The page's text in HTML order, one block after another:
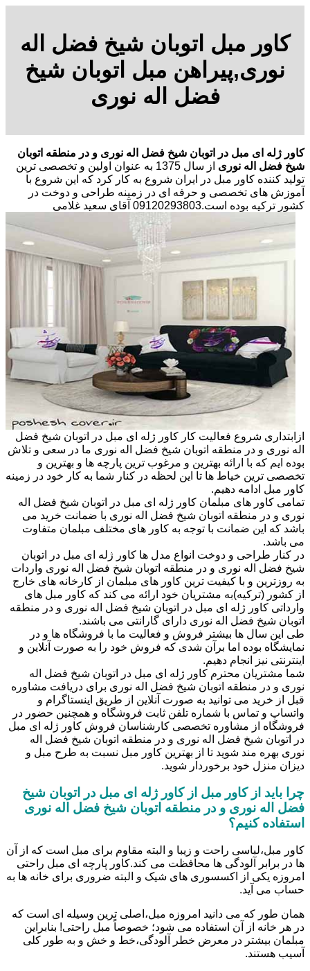
کاور مبل اتوبان شیخ فضل اله
نوری,پیراهن مبل اتوبان شیخ
فضل اله نوری
کاور ژله ای مبل در اتوبان شیخ فضل اله نوری و در منطقه اتوبان
شیخ فضل اله نوری
از سال 1375 به عنوان اولین و تخصصی ترین
تولید کننده کاور مبل در ایران شروع به کار کرد که این شروع با
آموزش های تخصصی و حرفه ای در زمینه طراحی و دوخت در
کشور ترکیه بوده است.09120293803 آقای سعید غلامی
ازابتداری شروع فعالیت کار کاور ژله ای مبل در اتوبان شیخ فضل
اله نوری و در منطقه اتوبان شیخ فضل اله نوری ما در سعی و تلاش
بوده ایم که با ارائه بهترین و مرغوب ترین پارچه ها و بهترین و
تخصصی ترین خیاط ها تا این لحظه در کنار شما به کار خود در زمینه
کاور مبل ادامه دهیم.
تمامی کاور های مبلمان کاور ژله ای مبل در اتوبان شیخ فضل اله
نوری و در منطقه اتوبان شیخ فضل اله نوری با ضمانت خرید می
باشد که این ضمانت با توجه به کاور های مختلف مبلمان متفاوت
می باشد.
در کنار طراحی و دوخت انواع مدل ها کاور ژله ای مبل در اتوبان
شیخ فضل اله نوری و در منطقه اتوبان شیخ فضل اله نوری واردات
به روزترین و با کیفیت ترین کاور های مبلمان از کارخانه های خارج
از کشور (ترکیه)به مشتریان خود ارائه می کند که کاور مبل های
وارداتی کاور ژله ای مبل در اتوبان شیخ فضل اله نوری و در منطقه
اتوبان شیخ فضل اله نوری دارای گارانتی می باشند.
طی این سال ها بیشتر فروش و فعالیت ما با فروشگاه ها و در
نمایشگاه بوده اما برآن شدی که فروش خود را به صورت آنلاین و
اینترنتی نیز انجام دهیم.
شما مشتریان محترم کاور ژله ای مبل در اتوبان شیخ فضل اله
نوری و در منطقه اتوبان شیخ فضل اله نوری برای دریافت مشاوره
قبل از خرید می توانید به صورت آنلاین از طریق اینستاگرام و
واتساپ و تماس با شماره تلفن ثابت فروشگاه و همچنین حضور در
فروشگاه از مشاوره تخصصی کارشناسان فروش کاور ژله ای مبل
در اتوبان شیخ فضل اله نوری و در منطقه اتوبان شیخ فضل اله
نوری بهره مند شوید تا از بهترین کاور مبل نسبت به طرح مبل و
دیزان منزل خود برخوردار شوید.
چرا باید از کاور مبل از کاور ژله ای مبل در اتوبان شیخ
فضل اله نوری و در منطقه اتوبان شیخ فضل اله نوری
استفاده کنیم؟
کاور مبل،لباسی راحت و زیبا و البته مقاوم برای مبل است که از آن
ها در برابر آلودگی ها محافظت می کند.کاور پارچه ای مبل راحتی
امروزه یکی از اکسسوری های شیک و البته ضروری برای خانه ها به
حساب می آید.
همان طور که می دانید امروزه مبل،اصلی ترین وسیله ای است که
در هر خانه از آن استفاده می شود؛ خصوصاً مبل راحتی! بنابراین
مبلمان بیشتر در معرض خطر آلودگی،خط و خش و به طور کلی
آسیب هستند.